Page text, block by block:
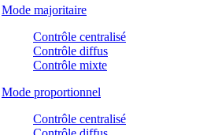
Mode majoritaire
Contrôle centralisé
Contrôle diffus
Contrôle mixte
Mode proportionnel
Contrôle centralisé